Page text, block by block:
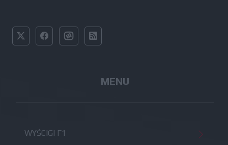
MENU
WYŚCIGI F1